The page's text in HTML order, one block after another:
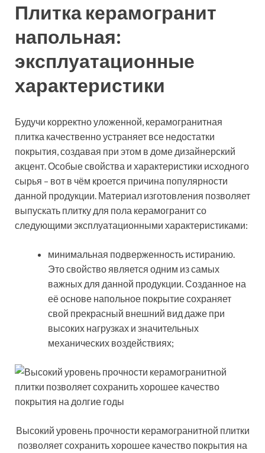
Плитка керамогранит
напольная:
эксплуатационные
характеристики
Будучи корректно уложенной, керамогранитная
плитка качественно устраняет все недостатки
покрытия, создавая при этом в доме дизайнерский
акцент. Особые свойства и характеристики исходного
сырья – вот в чём кроется причина популярности
данной продукции. Материал изготовления позволяет
выпускать плитку для пола керамогранит со
следующими эксплуатационными характеристиками:
минимальная подверженность истиранию.
Это свойство является одним из самых
важных для данной продукции. Созданное на
её основе напольное покрытие сохраняет
свой прекрасный внешний вид даже при
высоких нагрузках и значительных
механических воздействиях;
Высокий уровень прочности керамогранитной плитки
позволяет сохранить хорошее качество покрытия на